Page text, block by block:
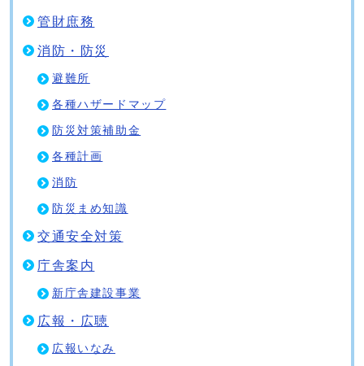
管財庶務
消防・防災
避難所
各種ハザードマップ
防災対策補助金
各種計画
消防
防災まめ知識
交通安全対策
庁舎案内
新庁舎建設事業
広報・広聴
広報いなみ